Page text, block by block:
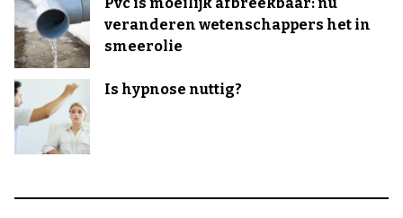
Pvc is moeilijk afbreekbaar: nu
veranderen wetenschappers het in
smeerolie
Is hypnose nuttig?